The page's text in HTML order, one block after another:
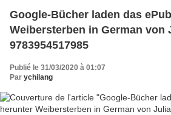
Google-Bücher laden das
Weibersterben in German von
9783954517985
Publié le 31/03/2020 à 01:07
Par ychilang